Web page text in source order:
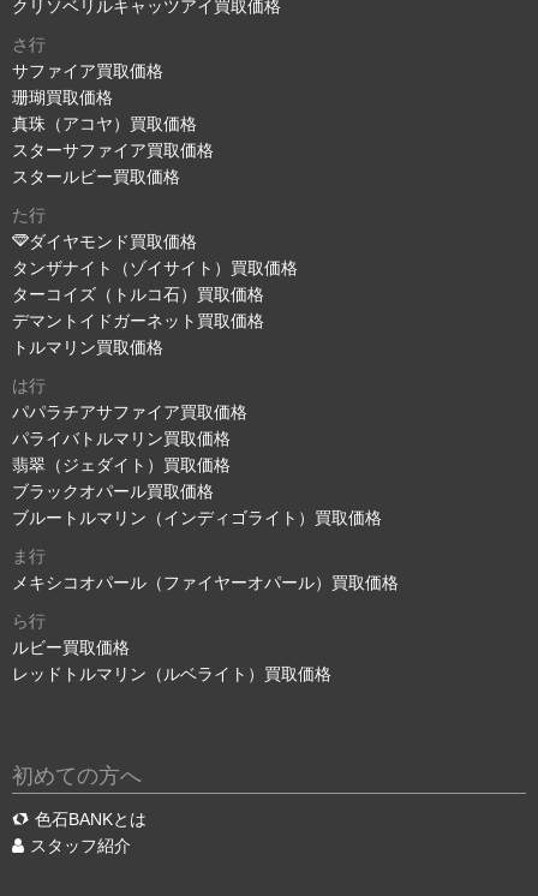
クリソベリルキャッツアイ買取価格
さ行
サファイア買取価格
珊瑚買取価格
真珠（アコヤ）買取価格
スターサファイア買取価格
スタールビー買取価格
た行
ダイヤモンド買取価格
タンザナイト（ゾイサイト）買取価格
ターコイズ（トルコ石）買取価格
デマントイドガーネット買取価格
トルマリン買取価格
は行
パパラチアサファイア買取価格
パライバトルマリン買取価格
翡翠（ジェダイト）買取価格
ブラックオパール買取価格
ブルートルマリン（インディゴライト）買取価格
ま行
メキシコオパール（ファイヤーオパール）買取価格
ら行
ルビー買取価格
レッドトルマリン（ルベライト）買取価格
初めての方へ
色石BANKとは
スタッフ紹介